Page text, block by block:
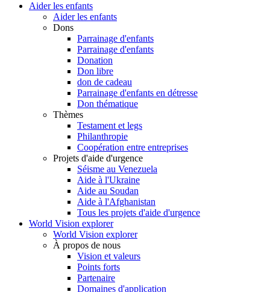
Aider les enfants
Aider les enfants
Dons
Parrainage d'enfants
Parrainage d'enfants
Donation
Don libre
don de cadeau
Parrainage d'enfants en détresse
Don thématique
Thèmes
Testament et legs
Philanthropie
Coopération entre entreprises
Projets d'aide d'urgence
Séisme au Venezuela
Aide à l'Ukraine
Aide au Soudan
Aide à l'Afghanistan
Tous les projets d'aide d'urgence
World Vision explorer
World Vision explorer
À propos de nous
Vision et valeurs
Points forts
Partenaire
Domaines d'application